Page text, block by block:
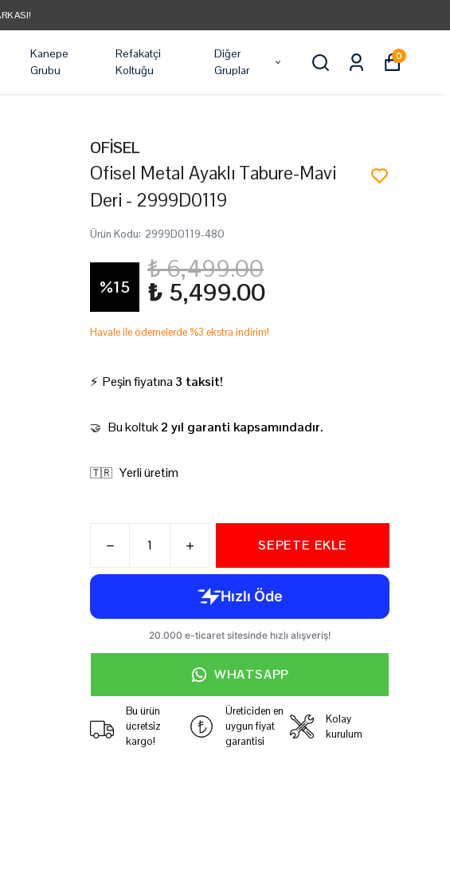
Kanepe
Grubu
Refakatçi
Koltuğu
Diğer
Gruplar
0
OFİSEL
Ofisel Metal Ayaklı Tabure-Mavi
Deri - 2999D0119
Ürün Kodu: 2999D0119-480
%15
₺ 6,499.00
₺ 5,499.00
Havale ile ödemelerde %3 ekstra indirim!
⚡ Peşin fiyatına 3 taksit!
🤝 Bu koltuk2 yıl garanti kapsamındadır.
🇹🇷 Yerli üretim
SEPETE EKLE
WHATSAPP
Bu ürün
ücretsiz
kargo!
Üreticiden en
uygun fiyat
garantisi
Kolay
kurulum